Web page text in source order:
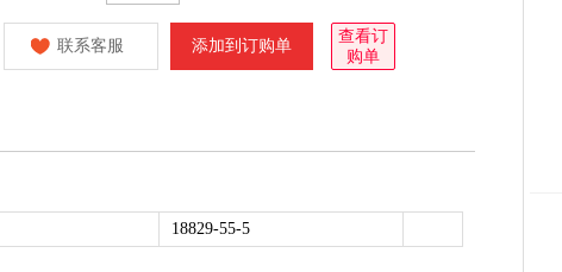
联系客服 添加到订购单
查看订
购单
18829-55-5